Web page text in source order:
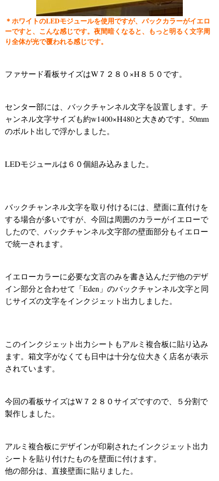
＊ホワイトのLEDモジュールを使用ですが、バックカラーがイエロ
ーですと、こんな感じです。夜間暗くなると、もっと明るく文字周
り全体が光で覆われる感じです。
ファサード看板サイズはW７２８０×H８５０です。
センター部には、バックチャンネル文字を設置します。チ
ャンネル文字サイズも約w1400×H480と大きめです。50mm
のボルト出しで浮かしました。
LEDモジュールは６０個組み込みました。
バックチャンネル文字を取り付けるには、壁面に直付けを
する場合が多いですが、今回は周囲のカラーがイエローで
したので、バックチャンネル文字部の壁面部分もイエロー
で統一されます。
イエローカラーに必要な文言のみを書き込んだデ他のデザ
イン部分と合わせて「Eden」のバックチャンネル文字と同
じサイズの文字をインクジェット出力しました。
このインクジェット出力シートもアルミ複合板に貼り込み
ます。箱文字がなくても日中は十分な位大きく店名が表示
されています。
今回の看板サイズはW７２８０サイズですので、５分割で
製作しました。
アルミ複合板にデザインが印刷されたインクジェット出力
シートを貼り付けたものを壁面に付けます。
他の部分は、直接壁面に貼りました。